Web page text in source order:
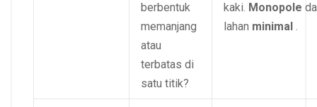
berbentuk
memanjang
atau
terbatas di
satu titik?
kaki. Monopole
lahan minimal .